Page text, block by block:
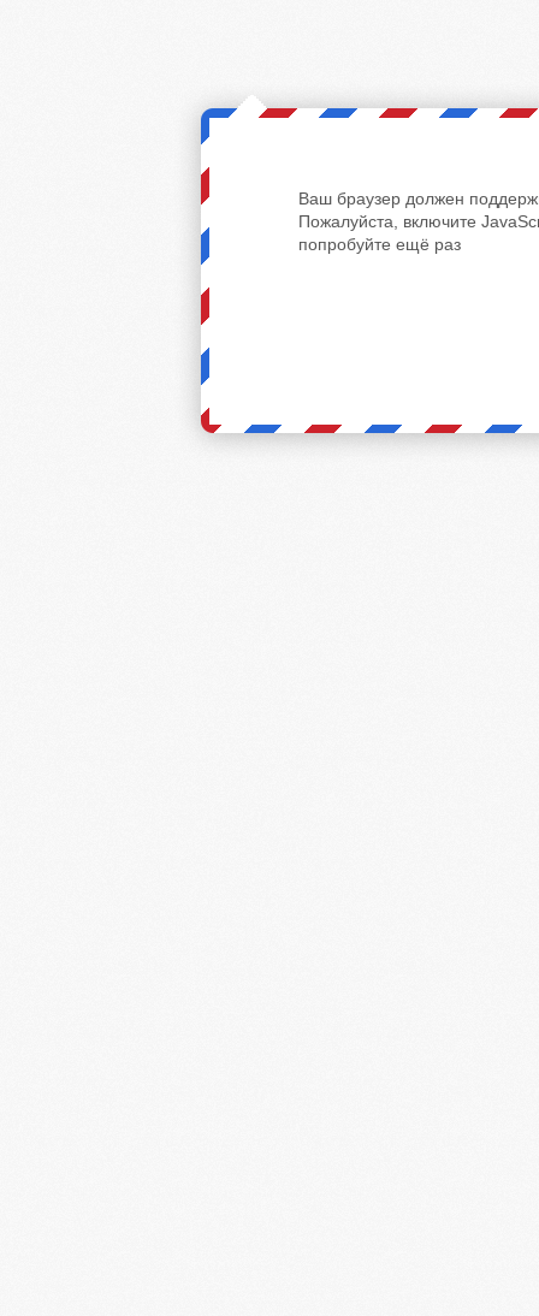
Ваш браузер должен
Пожалуйста, включите
попробуйте ещё раз